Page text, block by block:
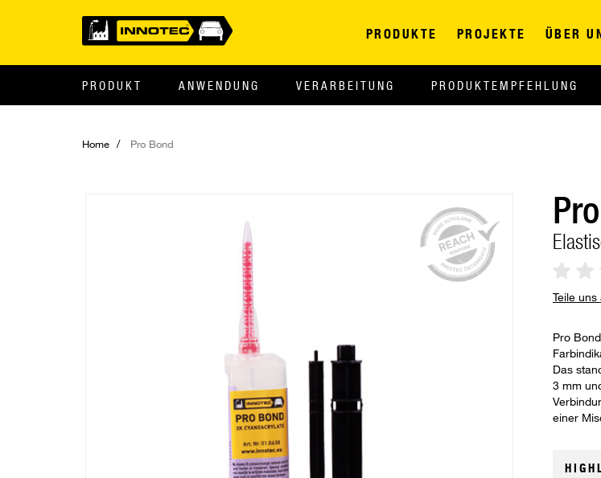
PRODUKTE PROJEKTE ÜBER
PRODUKT ANWENDUNG VERARBEITUNG PRODUKTEMPFEHLUNG
Home Pro Bond
Teile
Pro
Das
3 mm
einer